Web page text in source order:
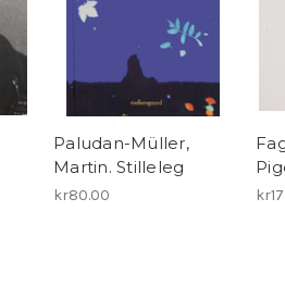
Paludan-Müller,
Martin. Stilleleg
kr80.00